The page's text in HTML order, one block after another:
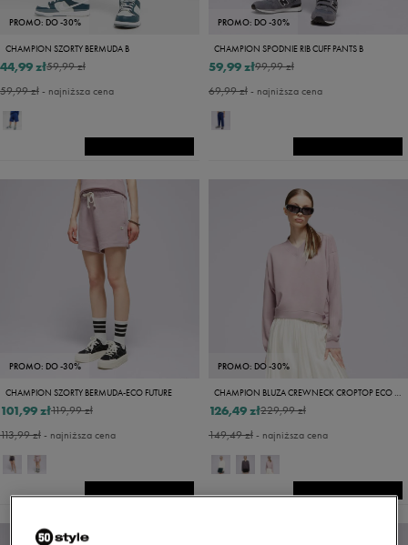
PROMO: DO -30%
CHAMPION SZORTY BERMUDA B
59,99 zł
44,99 zł
59,99 zł- najniższa cena
PROMO: DO -30%
CHAMPION SPODNIE RIB CUFF PANTS B
99,99 zł
59,99 zł
69,99 zł- najniższa cena
PROMO: DO -30%
CHAMPION SZORTY BERMUDA-ECO FUTURE
119,99 zł
101,99 zł
113,99 zł- najniższa cena
PROMO: DO -30%
CHAMPION BLUZA CREWNECK CROPTOP ECO FUTURE
229,99 zł
126,49 zł
149,49 zł- najniższa cena